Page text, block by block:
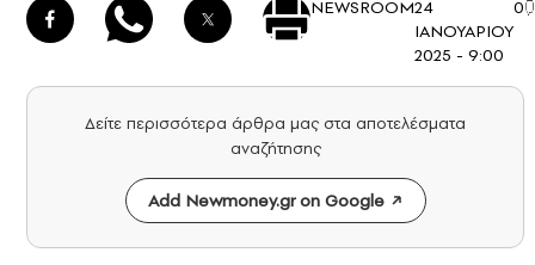
NEWSROOM24
ΙΑΝΟΥΑΡΙΟΥ
2025 - 9:00
0
Δείτε περισσότερα άρθρα μας στα αποτελέσματα
αναζήτησης
Add Newmoney.gr on Google